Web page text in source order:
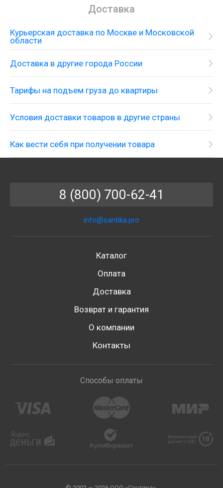
Доставка
Курьерская доставка по Москве и Московской
области
Доставка в другие города России
Тарифы на подъем груза до квартиры
Условия доставки товаров в другие страны
Как вести себя при получении товара
8 (800) 700-62-41
info@santika.pro
Каталог
Оплата
Доставка
Возврат и гарантия
О компании
Контакты
Способы оплаты